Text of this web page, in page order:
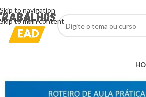
Skip to navigation
Skip to main content